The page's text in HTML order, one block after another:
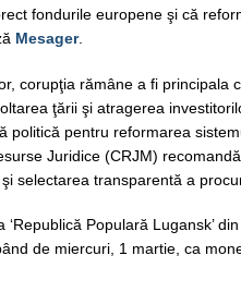
fondurile europene şi că
Mesager.
corupţia rămâne a fi principala
ţării şi atragerea
politică pentru reformarea
Juridice (CRJM)
selectarea transparentă a
‘Republică Populară Lugansk’
de miercuri, 1 martie, ca